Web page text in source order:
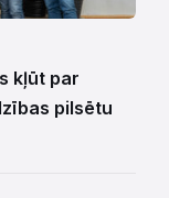
kļūt par
pilsētu